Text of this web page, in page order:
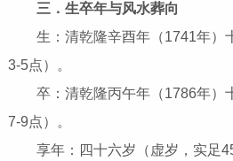
三．生卒年与风水葬向
生：清乾隆辛酉年（1741年）
3-5点）。
卒：清乾隆丙午年（1786年）
7-9点）。
享年：四十六岁（虚岁，实足45